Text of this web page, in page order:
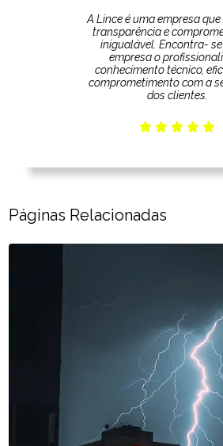
A Lince é uma empresa
transparência e
inigualável. Encontra-
empresa o
conhecimento técnico,
comprometimento com a
dos clientes.
Páginas Relacionadas